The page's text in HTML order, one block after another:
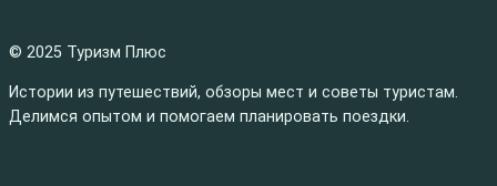
© 2025 Туризм Плюс
Истории из путешествий, обзоры мест и советы туристам.
Делимся опытом и помогаем планировать поездки.